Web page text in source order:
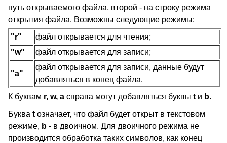
путь открываемого файла, второй - на строку режима
открытия файла. Возможны следующие режимы:
"r"
файл открывается для чтения;
"w"
файл открывается для записи;
"a"
файл открывается для записи, данные будут
добавляться в конец файла.
К буквам r, w, a справа могут добавляться буквы t и b.
Буква t означает, что файл будет открыт в текстовом
режиме, b - в двоичном. Для двоичного режима не
производится обработка таких символов, как конец